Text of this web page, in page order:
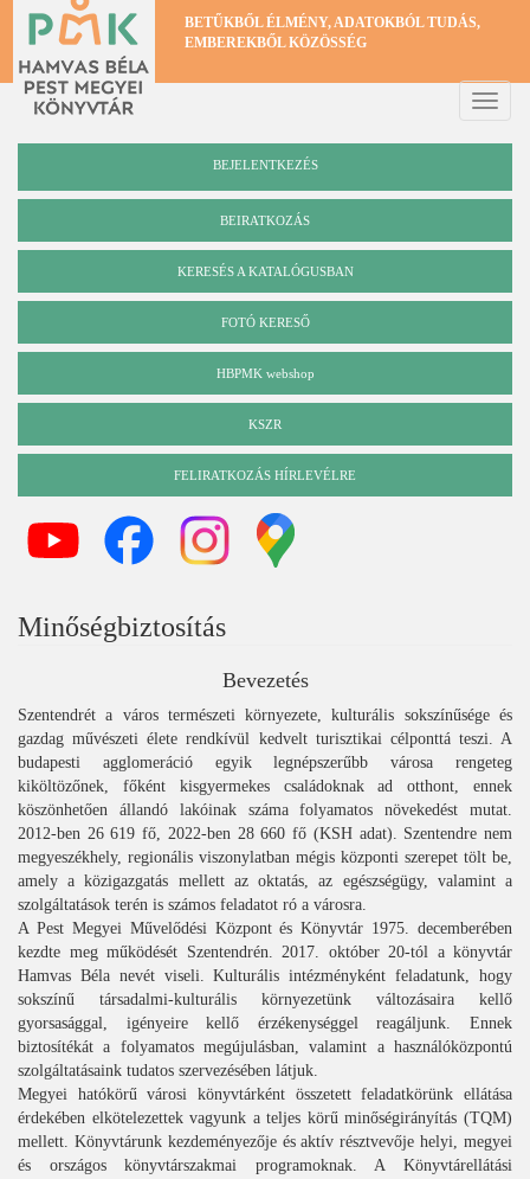
Ugrás
tartalomra
BETŰKBŐL ÉLMÉNY, ADATOKBÓL TUDÁS,
EMBEREKBŐL KÖZÖSSÉG
Toggle
BEJELENTKEZÉS
BEIRATKOZÁS
Katalógus
KERESÉS A KATALÓGUSBAN
FOTÓ KERESŐ
HBPMK webshop
KSZR
FELIRATKOZÁS HÍRLEVÉLRE
Minőségbiztosítás
Bevezetés
Szentendrét a város természeti környezete, kulturális sokszínűsége és
gazdag művészeti élete rendkívül kedvelt turisztikai célponttá teszi. A
budapesti agglomeráció egyik legnépszerűbb városa rengeteg
kiköltözőnek, főként kisgyermekes családoknak ad otthont, ennek
köszönhetően állandó lakóinak száma folyamatos növekedést mutat.
2012-ben 26 619 fő, 2022-ben 28 660 fő (KSH adat). Szentendre nem
megyeszékhely, regionális viszonylatban mégis központi szerepet tölt be,
amely a közigazgatás mellett az oktatás, az egészségügy, valamint a
szolgáltatások terén is számos feladatot ró a városra.
A Pest Megyei Művelődési Központ és Könyvtár 1975. decemberében
kezdte meg működését Szentendrén. 2017. október 20-tól a könyvtár
Hamvas Béla nevét viseli. Kulturális intézményként feladatunk, hogy
sokszínű társadalmi-kulturális környezetünk változásaira kellő
gyorsasággal, igényeire kellő érzékenységgel reagáljunk. Ennek
biztosítékát a folyamatos megújulásban, valamint a használóközpontú
szolgáltatásaink tudatos szervezésében látjuk.
Megyei hatókörű városi könyvtárként összetett feladatkörünk ellátása
érdekében elkötelezettek vagyunk a teljes körű minőségirányítás (TQM)
mellett. Könyvtárunk kezdeményezője és aktív résztvevője helyi, megyei
és országos könyvtárszakmai programoknak. A Könyvtárellátási